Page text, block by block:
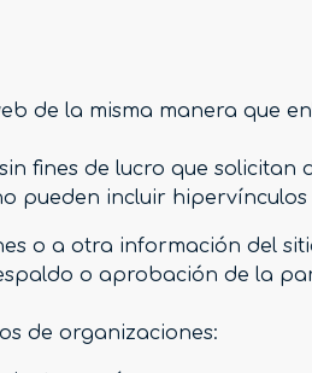
de la misma manera que
fines de lucro que solicitan
pueden incluir hipervínculos
o a otra información del
o aprobación de la
de organizaciones: